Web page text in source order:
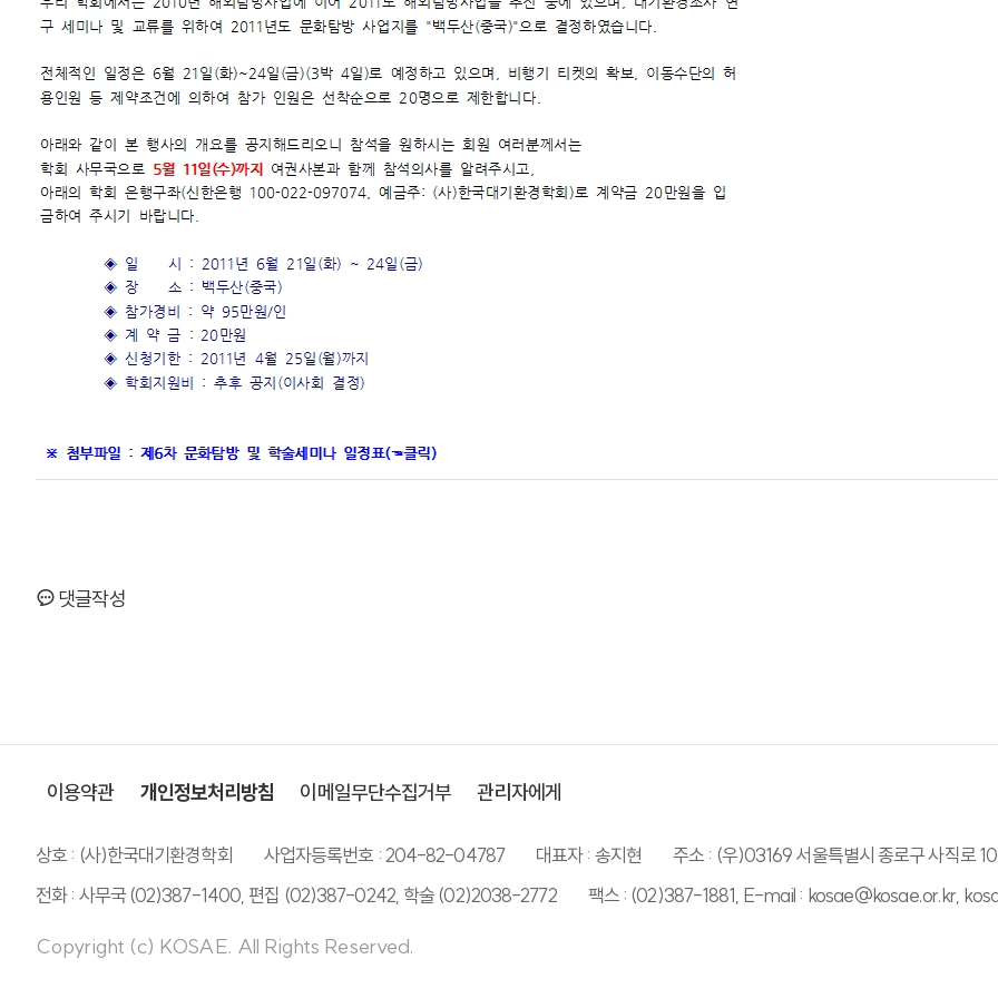
댓글작성
이용약관 개인정보처리방침 이메일무단수집거부 관리자에게
상호 : (사)한국대기환경학회 사업자등록번호 : 204-82-04787 대표자 : 송지현
주소 : (우)03169 서울특별시 종로구 사직로
전화 : 사무국 (02)387-1400, 편집 (02)387-0242, 학술 (02)2038-2772
팩스 : (02)387-1881, E-mail : kosae@kosae.or.kr,
Copyright (c) KOSAE. All Rights Reserved.